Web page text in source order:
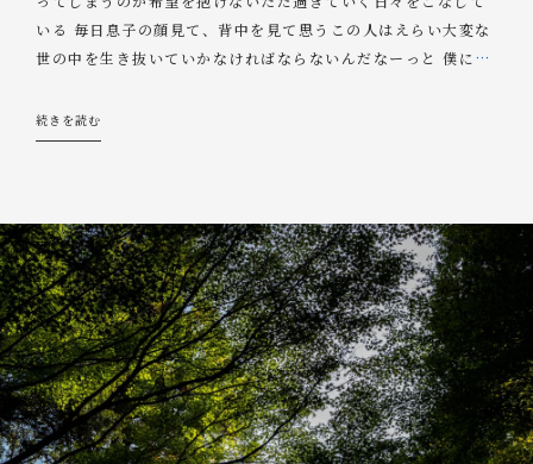
いる 毎日息子の顔見て、背中を見て思うこの人はえらい大変な
世の中を生き抜いていかなければならないんだなーっと 僕に …
続きを読む